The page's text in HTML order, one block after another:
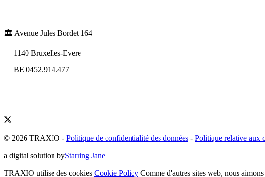
🏛️ Avenue Jules Bordet 164
1140 Bruxelles-Evere
BE 0452.914.477
© 2026 TRAXIO - Politique de confidentialité des données - Politique relative aux
a digital solution byStarring Jane
TRAXIO utilise des cookies Cookie Policy Comme d'autres sites web, nous